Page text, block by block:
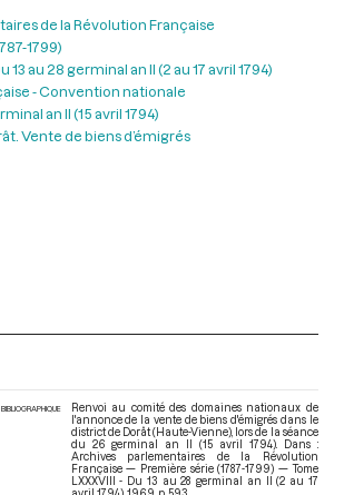
de la Révolution Française
1799)
13 au 28 germinal an II (2 au 17 avril 1794)
- Convention nationale
an II (15 avril 1794)
Vente de biens d’émigrés
Renvoi au comité des domaines nationaux de
l'annonce de la vente de biens d'émigrés dans le
district de Dorât (Haute-Vienne), lors de la séance
du 26 germinal an II (15 avril 1794). Dans :
Archives parlementaires de la Révolution
Française — Première série (1787-1799) — Tome
LXXXVIII - Du 13 au 28 germinal an II (2 au 17